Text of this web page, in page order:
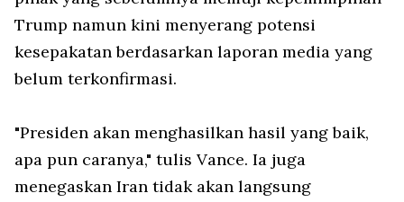
Trump namun kini menyerang potensi
kesepakatan berdasarkan laporan media yang
belum terkonfirmasi.
"Presiden akan menghasilkan hasil yang baik,
apa pun caranya," tulis Vance. Ia juga
menegaskan Iran tidak akan langsung